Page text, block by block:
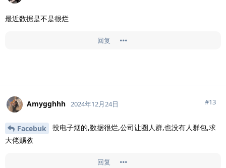
最近数据是不是很烂
回复
Amygghhh 2024年12月24日 #13
Facebuk
投电子烟的,数据很烂,公司让圈人群,也没有人群包,求
大佬赐教
回复